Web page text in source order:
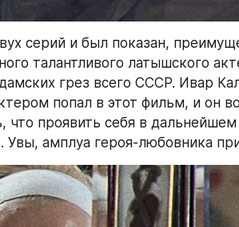
серий и был показан,
талантливого латышского
грез всего СССР. Ивар
попал в этот фильм, и он
что проявить себя в
Увы, амплуа героя-любовника